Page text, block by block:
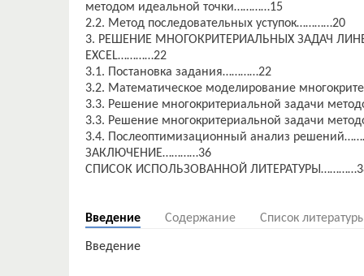
методом идеальной точки…………15
2.2. Метод последовательных уступок…………20
3. РЕШЕНИЕ МНОГОКРИТЕРИАЛЬНЫХ ЗАДАЧ
EXCEL…………22
3.1. Постановка задания…………22
3.2. Математическое моделирование
3.3. Решение многокритериальной задачи
3.3. Решение многокритериальной задачи
3.4. Послеоптимизационный анализ
ЗАКЛЮЧЕНИЕ…………36
СПИСОК ИСПОЛЬЗОВАННОЙ
Введение Содержание Список
Введение